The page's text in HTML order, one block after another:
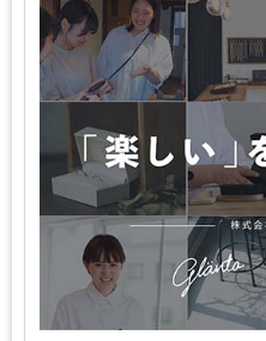
ベンチャー企業 ドリンクサービスあり
少人数の職場（所属部門の人数3人以下）
業務手順等のOJT